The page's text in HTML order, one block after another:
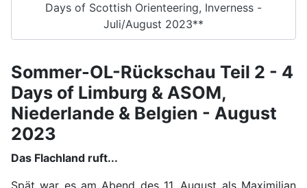
Days of Scottish Orienteering, Inverness -
Juli/August 2023**
Sommer-OL-Rückschau Teil 2 - 4
Days of Limburg & ASOM,
Niederlande & Belgien - August
2023
Das Flachland ruft...
Spät war es am Abend des 11. August als Maximilian